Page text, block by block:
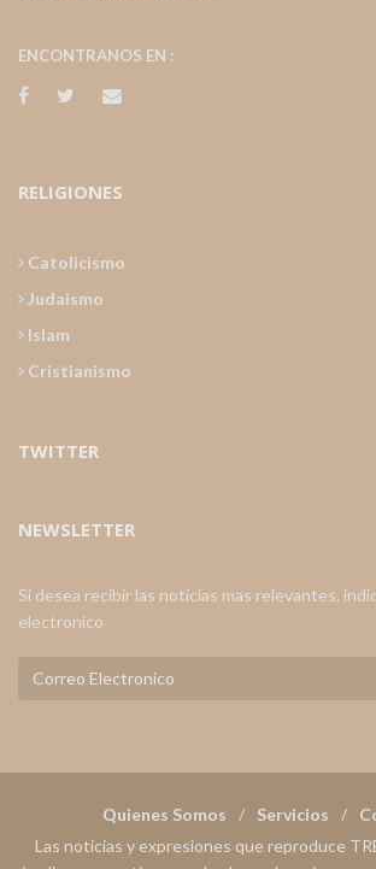
ENCONTRANOS EN :
RELIGIONES
Catolicismo
Judaismo
Islam
Cristianismo
TWITTER
NEWSLETTER
Si desea recibir las noticias mas relevantes,
electronico
Quienes Somos Servicios
Las noticias y expresiones que reproduce